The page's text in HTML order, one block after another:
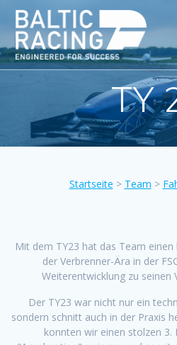
TY
Startseite > Team >
Mit dem TY23 hat das Team
der Verbrenner-Ära in der
Weiterentwicklung zu seinen
Der TY23 war nicht nur ein
sondern schnitt auch in der Praxis
konnten wir einen stolzen 3.